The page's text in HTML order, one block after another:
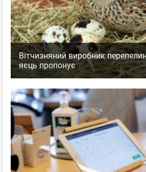
Вітчизняний виробник
яєць пропонує